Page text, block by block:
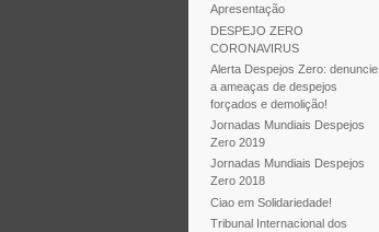
Apresentação
DESPEJO ZERO
CORONAVIRUS
Alerta Despejos Zero: denuncie
a ameaças de despejos
forçados e demolição!
Jornadas Mundiais Despejos
Zero 2019
Jornadas Mundiais Despejos
Zero 2018
Ciao em Solidariedade!
Tribunal Internacional dos